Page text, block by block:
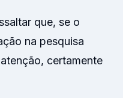
que, se o
na pesquisa
certamente